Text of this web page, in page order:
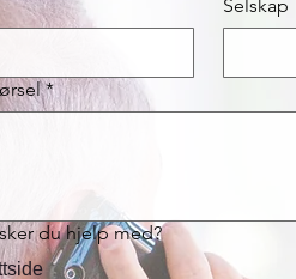
Selskap
*
du hjelp med?